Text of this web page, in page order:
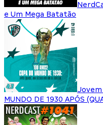
e Um Mega Batatão
MUNDO DE 1930 APÓS